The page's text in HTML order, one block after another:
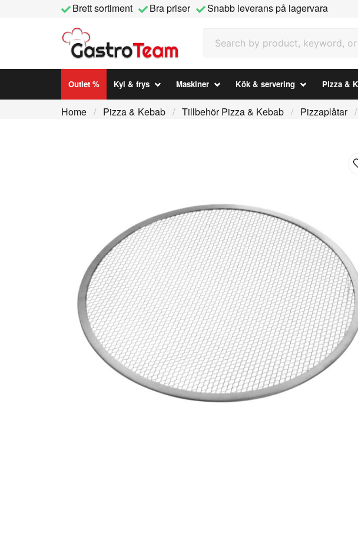
Brett sortiment Bra priser
Snabb leverans på lagervara
Outlet % Kyl & frys Maskiner Kök & servering Pizza &
Home Pizza & Kebab Tillbehör Pizza & Kebab Pizzaplåtar